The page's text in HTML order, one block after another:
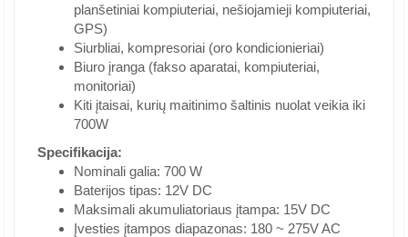
planšetiniai kompiuteriai, nešiojamieji kompiuteriai,
GPS)
Siurbliai, kompresoriai (oro kondicionieriai)
Biuro įranga (fakso aparatai, kompiuteriai,
monitoriai)
Kiti įtaisai, kurių maitinimo šaltinis nuolat veikia iki
700W
Specifikacija:
Nominali galia: 700 W
Baterijos tipas: 12V DC
Maksimali akumuliatoriaus įtampa: 15V DC
Įvesties įtampos diapazonas: 180 ~ 275V AC